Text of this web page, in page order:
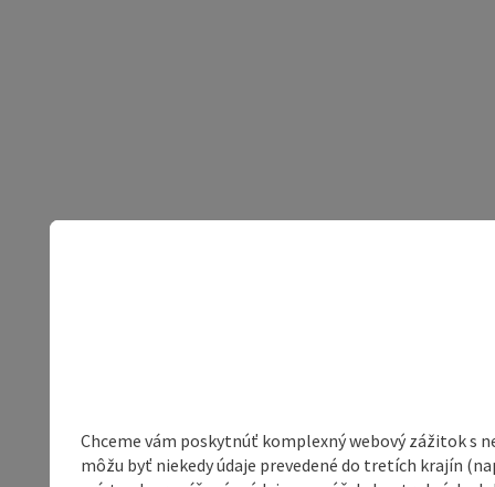
Chceme vám poskytnúť komplexný webový zážitok s
môžu byť niekedy údaje prevedené do tretích krajín